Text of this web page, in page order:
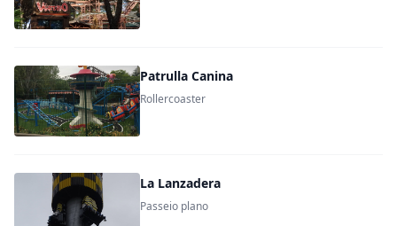
Patrulla Canina
Rollercoaster
La Lanzadera
Passeio plano